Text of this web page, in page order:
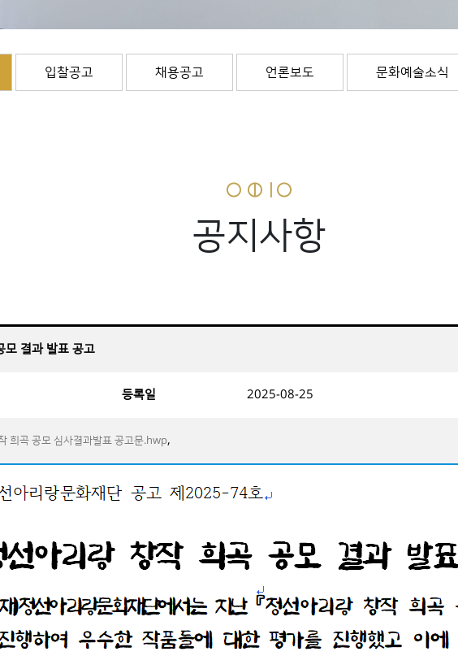
입찰공고 채용공고 언론보도 문화예술소식
공지사항
모 결과 발표 공고
등록일 2025-08-25
희곡 공모 심사결과발표 공고문.hwp,